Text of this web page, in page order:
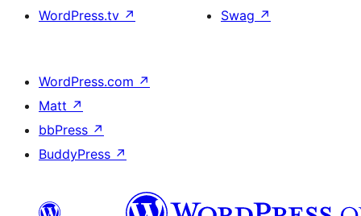
WordPress.tv ↗
Swag ↗
WordPress.com ↗
Matt ↗
bbPress ↗
BuddyPress ↗